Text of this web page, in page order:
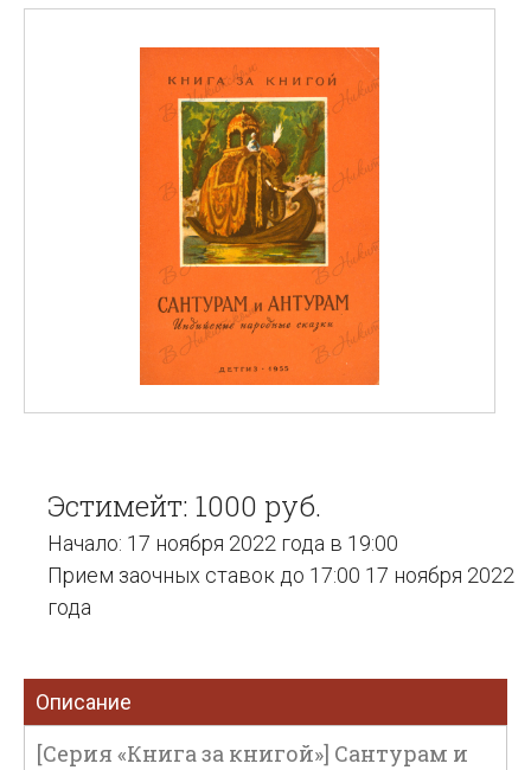
Эстимейт: 1000 руб.
Начало: 17 ноября 2022 года в 19:00
Прием заочных ставок до 17:00 17 ноября 2022
года
Описание
[Серия «Книга за книгой»] Сантурам и